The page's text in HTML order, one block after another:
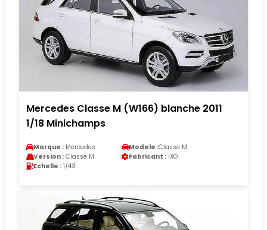
Mercedes Classe M (W166) blanche 2011
1/18 Minichamps
Marque : Mercedes Modele :Classe M
Version : Classe M Fabricant : IXO
Echelle : 1/43